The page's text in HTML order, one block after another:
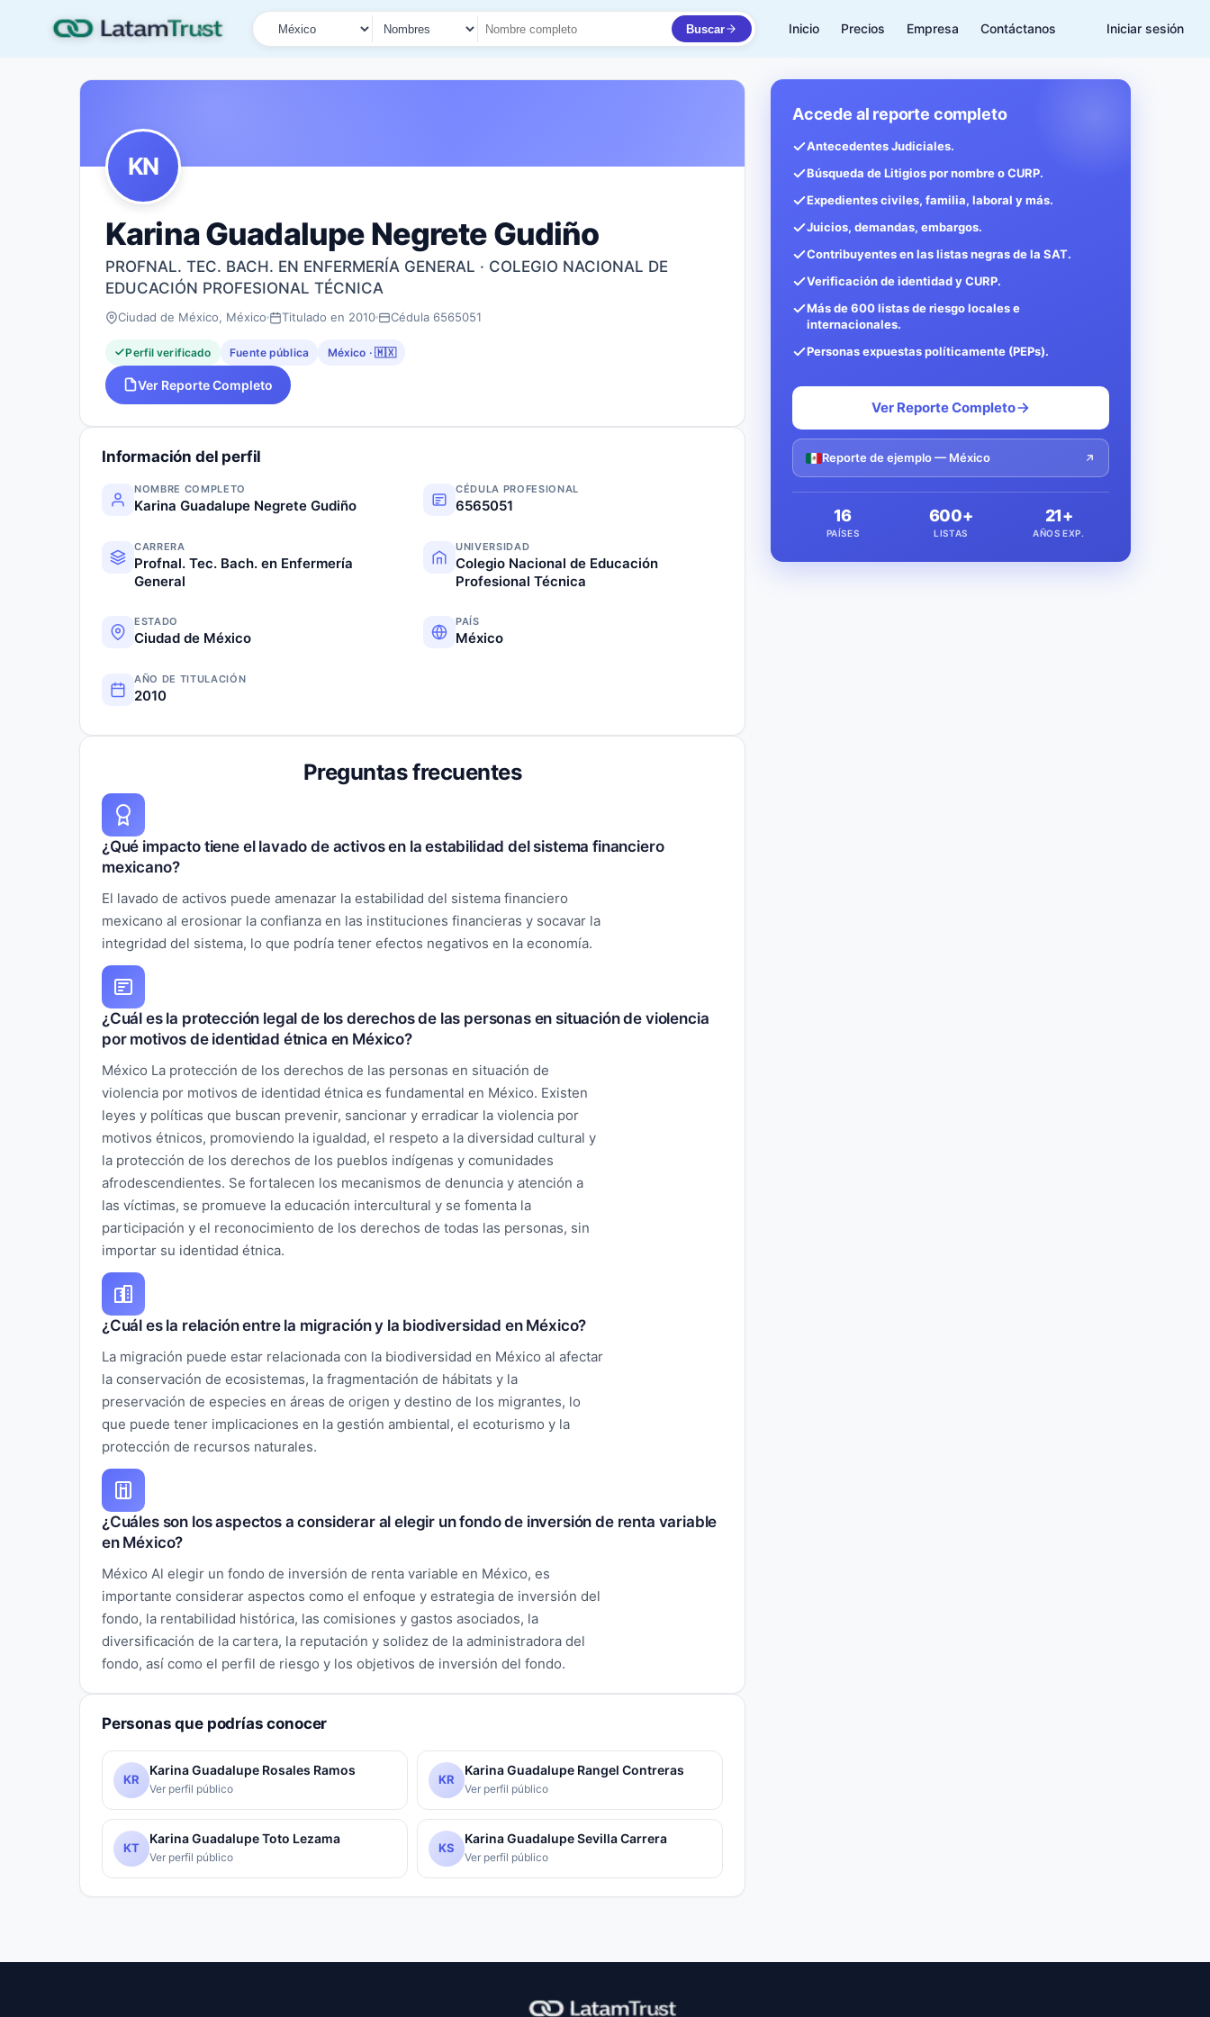
País
Tipo de búsqueda
Nombre o documento
Buscar Inicio Precios Empresa Contáctanos Iniciar sesión
KN
Karina Guadalupe Negrete Gudiño
PROFNAL. TEC. BACH. EN ENFERMERÍA GENERAL · COLEGIO NACIONAL DE
EDUCACIÓN PROFESIONAL TÉCNICA
Ciudad de México, México Titulado en 2010 Cédula 6565051
Perfil verificado Fuente pública México · 🇲🇽
Ver Reporte Completo
Información del perfil
NOMBRE COMPLETO
Karina Guadalupe Negrete Gudiño
CÉDULA PROFESIONAL
6565051
CARRERA
Profnal. Tec. Bach. en Enfermería
General
UNIVERSIDAD
Colegio Nacional de Educación
Profesional Técnica
ESTADO
Ciudad de México
PAÍS
México
AÑO DE TITULACIÓN
2010
Preguntas frecuentes
¿Qué impacto tiene el lavado de activos en la estabilidad del sistema financiero
mexicano?
El lavado de activos puede amenazar la estabilidad del sistema financiero
mexicano al erosionar la confianza en las instituciones financieras y socavar la
integridad del sistema, lo que podría tener efectos negativos en la economía.
¿Cuál es la protección legal de los derechos de las personas en situación de violencia
por motivos de identidad étnica en México?
México La protección de los derechos de las personas en situación de
violencia por motivos de identidad étnica es fundamental en México. Existen
leyes y políticas que buscan prevenir, sancionar y erradicar la violencia por
motivos étnicos, promoviendo la igualdad, el respeto a la diversidad cultural y
la protección de los derechos de los pueblos indígenas y comunidades
afrodescendientes. Se fortalecen los mecanismos de denuncia y atención a
las víctimas, se promueve la educación intercultural y se fomenta la
participación y el reconocimiento de los derechos de todas las personas, sin
importar su identidad étnica.
¿Cuál es la relación entre la migración y la biodiversidad en México?
La migración puede estar relacionada con la biodiversidad en México al afectar
la conservación de ecosistemas, la fragmentación de hábitats y la
preservación de especies en áreas de origen y destino de los migrantes, lo
que puede tener implicaciones en la gestión ambiental, el ecoturismo y la
protección de recursos naturales.
¿Cuáles son los aspectos a considerar al elegir un fondo de inversión de renta variable
en México?
México Al elegir un fondo de inversión de renta variable en México, es
importante considerar aspectos como el enfoque y estrategia de inversión del
fondo, la rentabilidad histórica, las comisiones y gastos asociados, la
diversificación de la cartera, la reputación y solidez de la administradora del
fondo, así como el perfil de riesgo y los objetivos de inversión del fondo.
Personas que podrías conocer
KR
Karina Guadalupe Rosales Ramos
Ver perfil público
KR
Karina Guadalupe Rangel Contreras
Ver perfil público
KT
Karina Guadalupe Toto Lezama
Ver perfil público
KS
Karina Guadalupe Sevilla Carrera
Ver perfil público
Accede al reporte completo
Antecedentes Judiciales.
Búsqueda de Litigios por nombre o CURP.
Expedientes civiles, familia, laboral y más.
Juicios, demandas, embargos.
Contribuyentes en las listas negras de la SAT.
Verificación de identidad y CURP.
Más de 600 listas de riesgo locales e
internacionales.
Personas expuestas políticamente (PEPs).
Ver Reporte Completo
Reporte de ejemplo — México
16
PAÍSES
600+
LISTAS
21+
AÑOS EXP.